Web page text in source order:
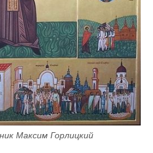
Максим Горлицкий